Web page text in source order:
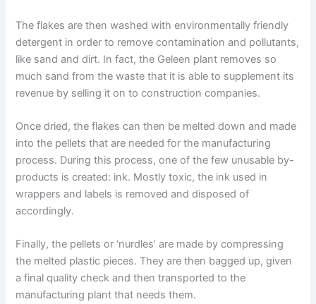
The flakes are then washed with environmentally friendly
detergent in order to remove contamination and pollutants,
like sand and dirt. In fact, the Geleen plant removes so
much sand from the waste that it is able to supplement its
revenue by selling it on to construction companies.
Once dried, the flakes can then be melted down and made
into the pellets that are needed for the manufacturing
process. During this process, one of the few unusable by-
products is created: ink. Mostly toxic, the ink used in
wrappers and labels is removed and disposed of
accordingly.
Finally, the pellets or ‘nurdles’ are made by compressing
the melted plastic pieces. They are then bagged up, given
a final quality check and then transported to the
manufacturing plant that needs them.